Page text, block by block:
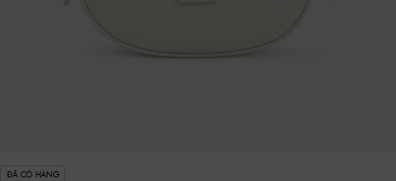
ĐÃ CÓ HÀNG